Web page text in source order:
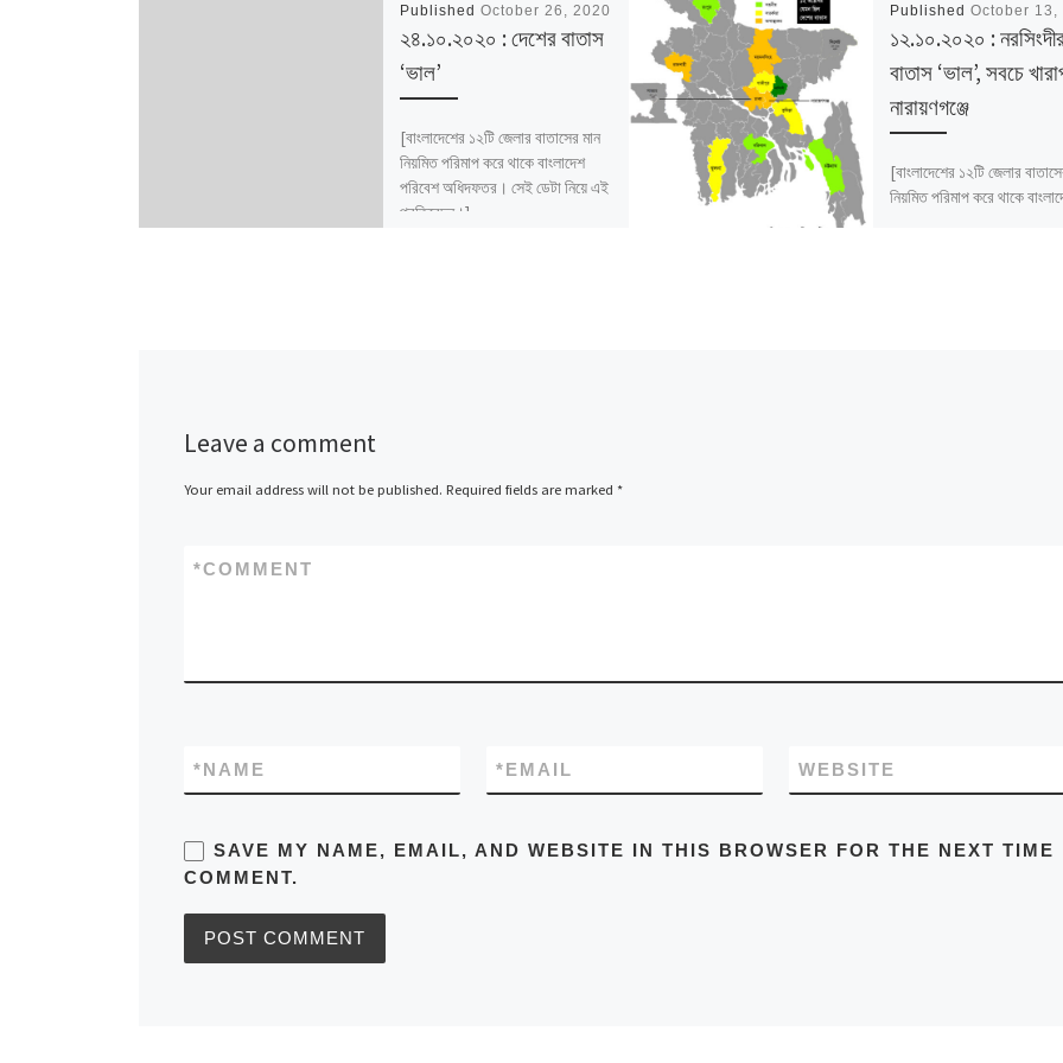
PublishedOctober 26, 2020
২৪.১০.২০২০ : দেশের বাতাস
‘ভাল’
[বাংলাদেশের ১২টি জেলার বাতাসের মান
নিয়মিত পরিমাপ করে থাকে বাংলাদেশ
পরিবেশ অধিদফতর। সেই ডেটা নিয়ে এই
প্রতিবেদন।]
Published October 13,
১২.১০.২০২০ :
বাতাস ‘ভাল’, সবচে
নারায়ণগঞ্জে
[বাংলাদেশের ১২টি জেলার
নিয়মিত পরিমাপ করে থাকে
Leave a comment
Your email address will not be published. Required fields are marked *
COMMENT
*
NAME
* EMAIL
* WEBSITE
SAVE MY NAME, EMAIL, AND WEBSITE IN THIS BROWSER FOR THE NEXT TIME
COMMENT.